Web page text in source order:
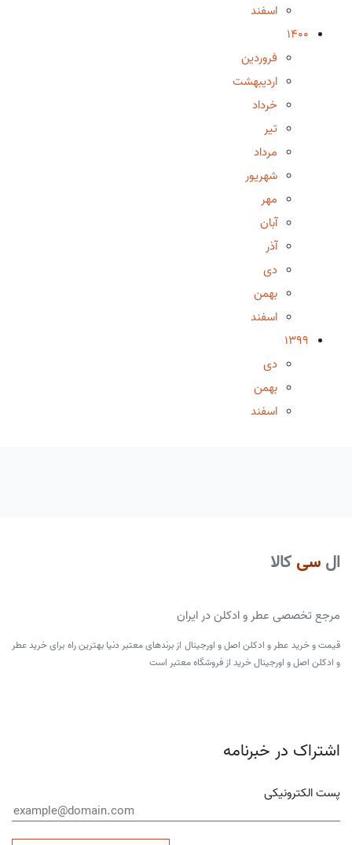
اسفند
1400
فروردین
اردیبهشت
خرداد
تیر
مرداد
شهریور
مهر
آبان
آذر
دی
بهمن
اسفند
1399
دی
بهمن
اسفند
ال سی کالا
مرجع تخصصی عطر و ادکلن در ایران
قیمت و خرید عطر و ادکلن اصل و اورجینال از برندهای معتبر دنیا بهترین راه برای خرید عطر
و ادکلن اصل و اورجینال خرید از فروشگاه معتبر است
اشتراک در خبرنامه
پست الکترونیکی